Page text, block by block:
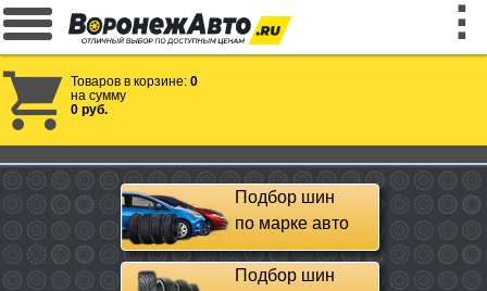
Товаров в корзине: 0
на сумму
0 руб.
Подбор шин
по марке авто
Подбор шин